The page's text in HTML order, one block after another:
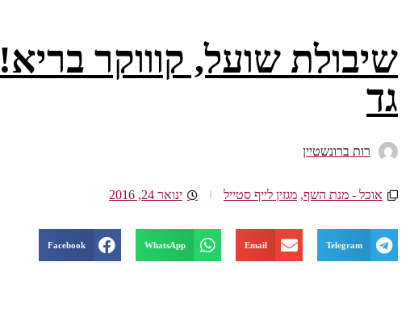
שיבולת שועל, קוווקר
גד
רות ברונשטיין
אוכל - מנת השף, מגזין לייף סטייל ינואר 24, 2016
Telegram
Email
WhatsApp
Facebook